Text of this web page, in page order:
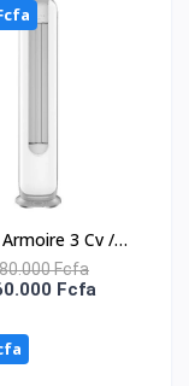
3 Cv /
R-32 /
/ 220-
Fcfa
Fcfa